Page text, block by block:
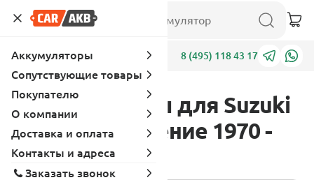
Адреса 8 (495) 118 43 17
Аккумуляторы для Suzuki
Jimny 1 поколение 1970 -
1981
Аккумуляторы
Сопутствующие товары
Покупателю
О компании
Доставка и оплата
Контакты и адреса
Заказать звонок